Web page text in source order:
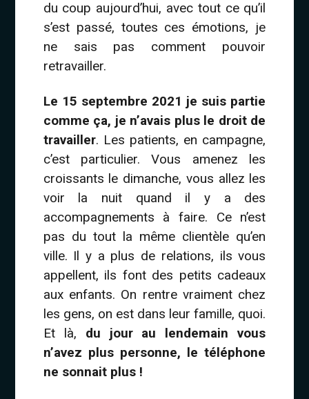
du coup aujourd’hui, avec tout ce qu’il
s’est passé, toutes ces émotions, je
ne sais pas comment pouvoir
retravailler.
Le 15 septembre 2021 je suis partie
comme ça, je n’avais plus le droit de
travailler. Les patients, en campagne,
c’est particulier. Vous amenez les
croissants le dimanche, vous allez les
voir la nuit quand il y a des
accompagnements à faire. Ce n’est
pas du tout la même clientèle qu’en
ville. Il y a plus de relations, ils vous
appellent, ils font des petits cadeaux
aux enfants. On rentre vraiment chez
les gens, on est dans leur famille, quoi.
Et là, du jour au lendemain vous
n’avez plus personne, le téléphone
ne sonnait plus !